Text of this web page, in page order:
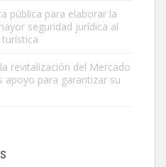
pública para elaborar la
seguridad jurídica al
revitalización del Mercado
apoyo para garantizar su